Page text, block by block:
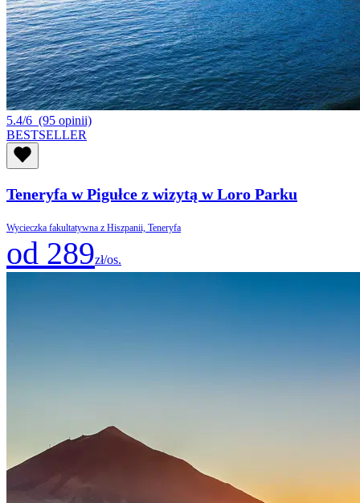
5.4/6 (95 opinii)
BESTSELLER
Teneryfa w Pigułce z wizytą w Loro Parku
Wycieczka fakultatywna z Hiszpanii, Teneryfa
od 289zł/os.